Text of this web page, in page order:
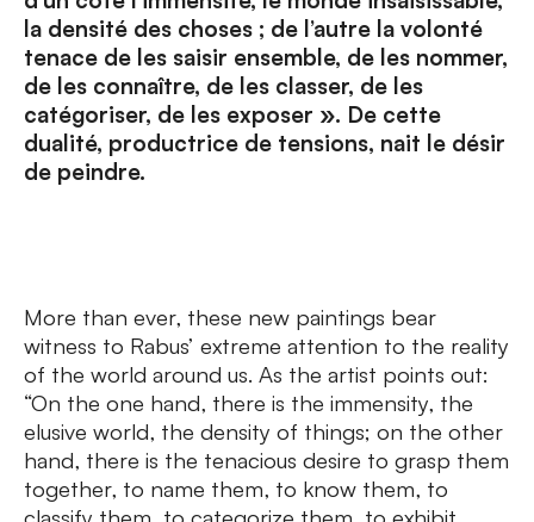
la densité des choses ; de l’autre la volonté
tenace de les saisir ensemble, de les nommer,
de les connaître, de les classer, de les
catégoriser, de les exposer ». De cette
dualité, productrice de tensions, nait le désir
de peindre.
More than ever, these new paintings bear
witness to Rabus’ extreme attention to the reality
of the world around us. As the artist points out:
“On the one hand, there is the immensity, the
elusive world, the density of things; on the other
hand, there is the tenacious desire to grasp them
together, to name them, to know them, to